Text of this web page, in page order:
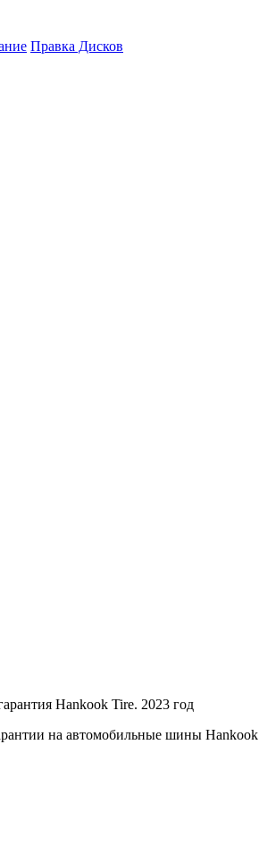
Правка Дисков
Hankook Tire. 2023 год
на автомобильные шины Hankook